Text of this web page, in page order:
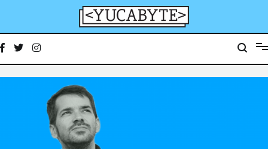
YucaByte